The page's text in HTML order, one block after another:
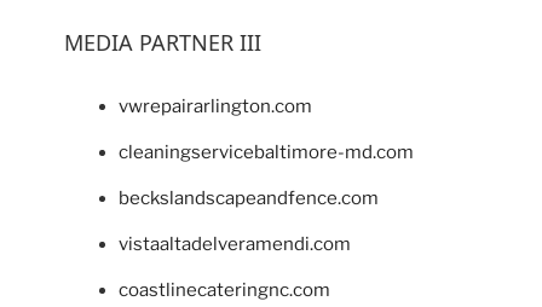
MEDIA PARTNER III
vwrepairarlington.com
cleaningservicebaltimore-md.com
beckslandscapeandfence.com
vistaaltadelveramendi.com
coastlinecateringnc.com